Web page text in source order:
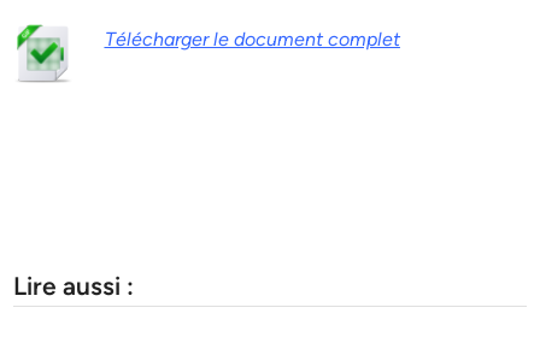
Télécharger le document complet
Lire aussi :